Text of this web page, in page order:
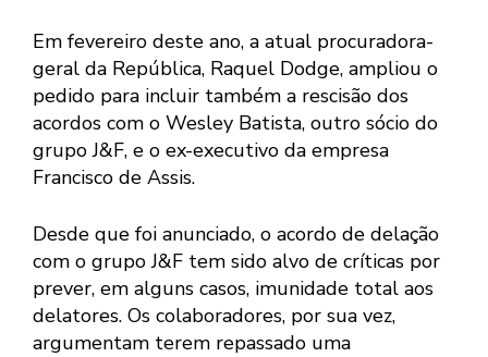
Em fevereiro deste ano, a atual procuradora-
geral da República, Raquel Dodge, ampliou o
pedido para incluir também a rescisão dos
acordos com o Wesley Batista, outro sócio do
grupo J&F, e o ex-executivo da empresa
Francisco de Assis.
Desde que foi anunciado, o acordo de delação
com o grupo J&F tem sido alvo de críticas por
prever, em alguns casos, imunidade total aos
delatores. Os colaboradores, por sua vez,
argumentam terem repassado uma